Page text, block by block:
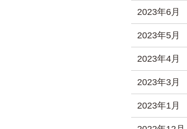
2023年6月
2023年5月
2023年4月
2023年3月
2023年1月